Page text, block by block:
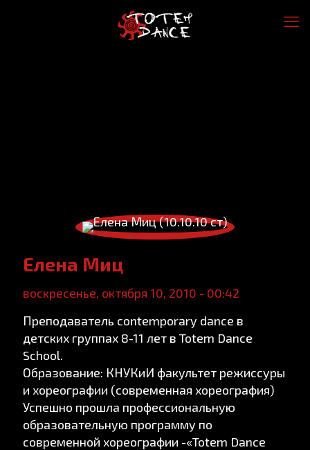
Елена Миц
воскресенье, октября 10, 2010 - 00:42
Преподаватель contemporary dance в
детских группах 8-11 лет в Totem Dance
School.
Образование: КНУКиИ факультет режиссуры
и хореографии (современная хореография)
Успешно прошла профессиональную
образовательную программу по
современной хореографии -«Totem Dance